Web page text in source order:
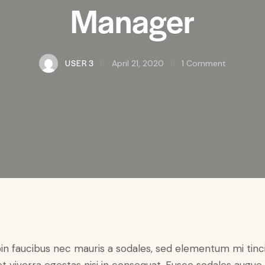
Manager
USER 3 April 21, 2020 1 Comment
faucibus nec mauris a sodales, sed elementum mi